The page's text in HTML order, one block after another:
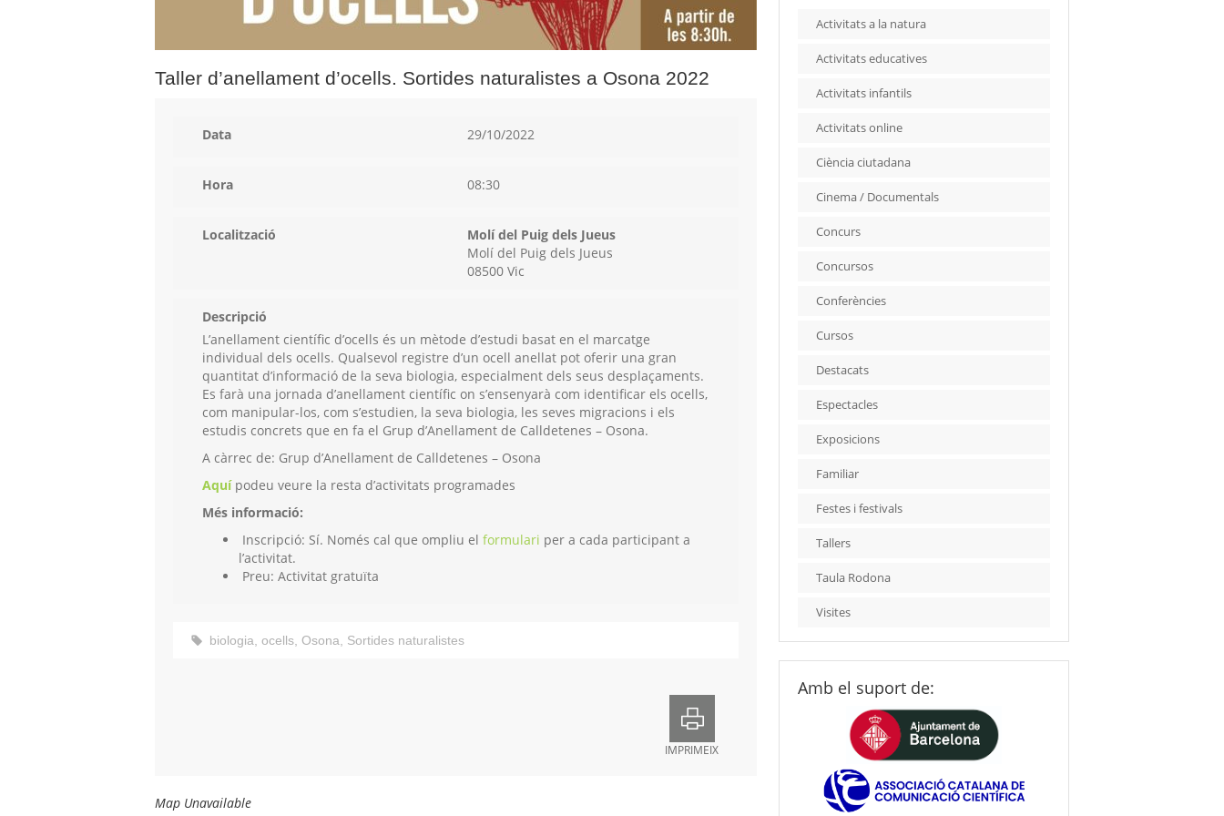
Taller d’anellament d’ocells. Sortides naturalistes a Osona 2022
Data 29/10/2022
Hora 08:30
Localització
Molí del Puig dels Jueus
Molí del Puig dels Jueus
08500 Vic
Descripció
L’anellament científic d’ocells és un mètode d’estudi basat en el marcatge
individual dels ocells. Qualsevol registre d’un ocell anellat pot oferir una gran
quantitat d’informació de la seva biologia, especialment dels seus desplaçaments.
Es farà una jornada d’anellament científic on s’ensenyarà com identificar els ocells,
com manipular-los, com s’estudien, la seva biologia, les seves migracions i els
estudis concrets que en fa el Grup d’Anellament de Calldetenes – Osona.
A càrrec de: Grup d’Anellament de Calldetenes – Osona
Aquí podeu veure la resta d’activitats programades
Més informació:
Inscripció: Sí. Només cal que ompliu el formulari per a cada participant a
l’activitat.
Preu: Activitat gratuïta
biologia, ocells, Osona, Sortides naturalistes
IMPRIMEIX
Map Unavailable
Activitats a la natura
Activitats educatives
Activitats infantils
Activitats online
Ciència ciutadana
Cinema / Documentals
Concurs
Concursos
Conferències
Cursos
Destacats
Espectacles
Exposicions
Familiar
Festes i festivals
Tallers
Taula Rodona
Visites
Amb el suport de: